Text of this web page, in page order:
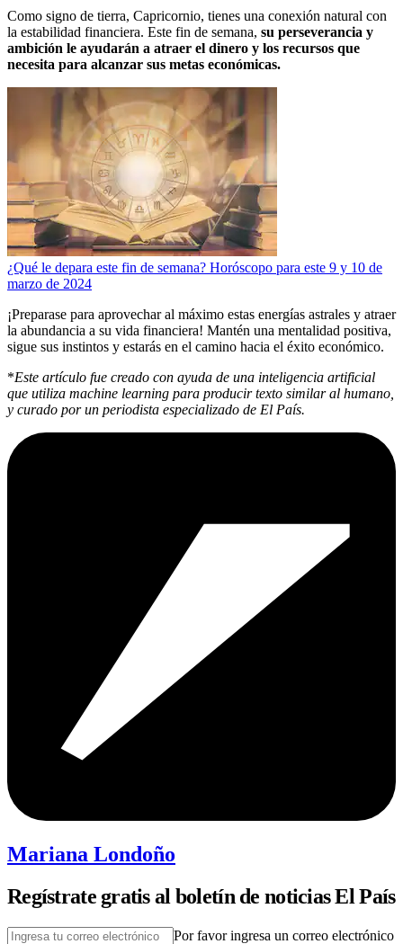
Como signo de tierra, Capricornio, tienes una conexión natural con
la estabilidad financiera. Este fin de semana, su perseverancia y
ambición le ayudarán a atraer el dinero y los recursos que
necesita para alcanzar sus metas económicas.
¿Qué le depara este fin de semana? Horóscopo para este 9 y 10 de
marzo de 2024
¡Preparase para aprovechar al máximo estas energías astrales y atraer
la abundancia a su vida financiera! Mantén una mentalidad positiva,
sigue sus instintos y estarás en el camino hacia el éxito económico.
*Este artículo fue creado con ayuda de una inteligencia artificial
que utiliza machine learning para producir texto similar al humano,
y curado por un periodista especializado de El País.
Mariana Londoño
Regístrate gratis al boletín de noticias El País
Por favor ingresa un correo electrónico